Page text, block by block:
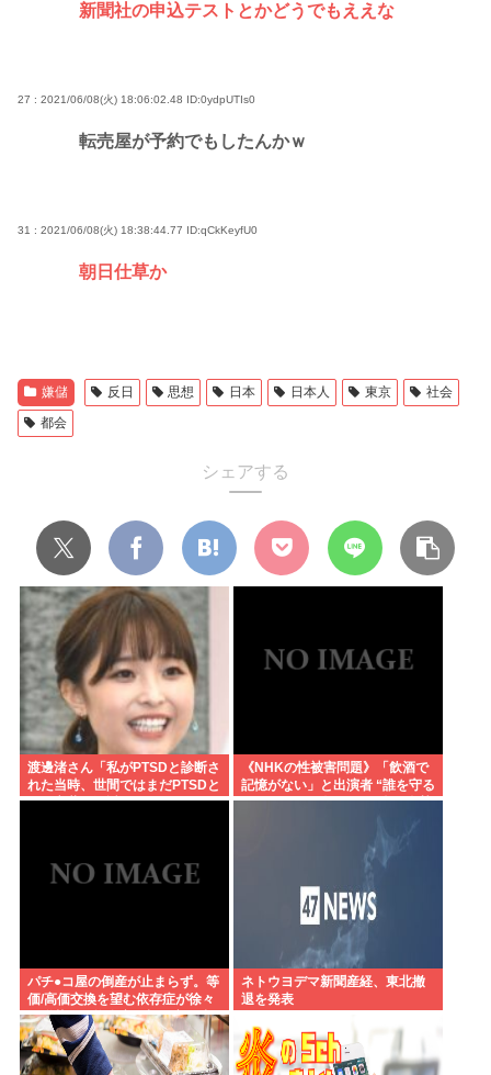
新聞社の申込テストとかどうでもええな
27 : 2021/06/08(火) 18:06:02.48 ID:0ydpUTIs0
転売屋が予約でもしたんかｗ
31 : 2021/06/08(火) 18:38:44.77 ID:qCkKeyfU0
朝日仕草か
嫌儲 反日 思想 日本 日本人 東京
社会
都会
シェアする
渡邊渚さん「私がPTSDと診断さ
れた当時、世間ではまだPTSDと
いう言葉は浸透されてなかっ
《NHKの性被害問題》「飲酒で
記憶がない」と出演者 “誰を守る
べきなのか”問われる組織の姿勢
パチ●コ屋の倒産が止まらず。等
価/高価交換を望む依存症が徐々
に脱落。低換金率を望む客は戻
らず
ネトウヨデマ新聞産経、東北撤
退を発表